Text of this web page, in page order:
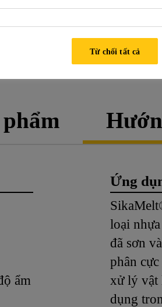
BẢNG MÔ TẢ
ẩm
Ứng
loại
đã sơn
phân
xử lý vật
dụng
Từ chối tất cả